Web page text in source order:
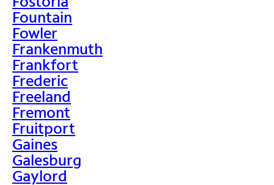
Fountain
Fowler
Frankenmuth
Frankfort
Frederic
Freeland
Fremont
Fruitport
Gaines
Galesburg
Gaylord